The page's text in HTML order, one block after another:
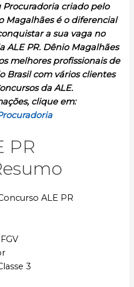
Procuradoria criado pelo
Magalhães é o diferencial
a sua vaga no
ALE PR. Dênio Magalhães
melhores profissionais de
Brasil com vários clientes
da ALE.
clique em:
PR
ALE PR
FGV
3